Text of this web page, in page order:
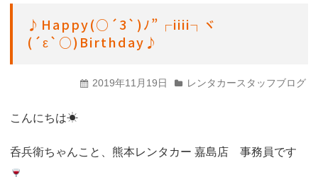
♪Happy(○´3`)ﾉ”┌iiii┐ヾ
(´ε`○)Birthday♪
2019年11月19日 レンタカースタッフブログ
こんにちは☀
呑兵衛ちゃんこと、熊本レンタカー 嘉島店 事務員です
g